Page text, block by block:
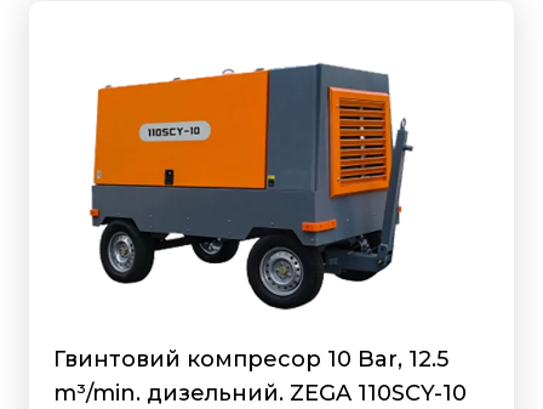
Гвинтовий компресор 10 Bar, 12.5
m³/min. дизельний. ZEGA 110SCY-10